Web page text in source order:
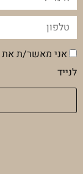
טלפון
הסכמה
פרטיות
אני מאשר/ת את
לנייד